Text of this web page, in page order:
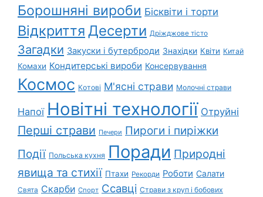
Борошняні вироби Бісквіти і торти
Відкриття Десерти Дріжджове тісто
Загадки Закуски і бутерброди Знахідки Квіти Китай
Комахи Кондитерські вироби Консервування
Космос Котові М'ясні страви Молочні страви
Напої Новітні технології Отруйні
Перші страви Печери Пироги і пиріжки
Події Польська кухня Поради Природні
явища та стихії Птахи Рекорди Роботи Салати
Свята Скарби Спорт Ссавці Страви з круп і бобових